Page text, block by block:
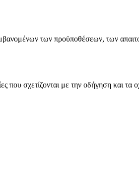
των προϋποθέσεων, των
που σχετίζονται με την οδήγηση και τα